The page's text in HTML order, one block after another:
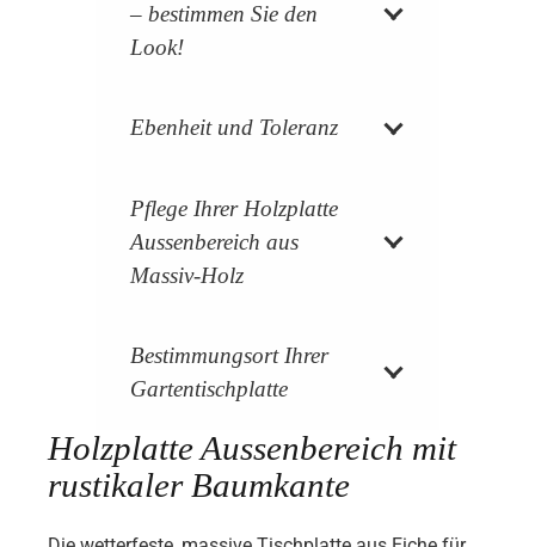
– bestimmen Sie den
Look!
Ebenheit und Toleranz
Pflege Ihrer Holzplatte
Aussenbereich aus
Massiv-Holz
Bestimmungsort Ihrer
Gartentischplatte
Holzplatte Aussenbereich mit
rustikaler Baumkante